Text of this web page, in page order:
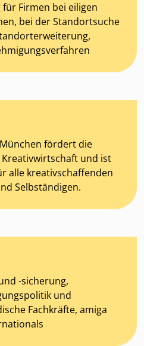
Firmen bei eiligen
bei der Standortsuche
fördert die
und ist
alle kreativschaffenden
Selbständigen.
-sicherung,
und
Fachkräfte, amiga